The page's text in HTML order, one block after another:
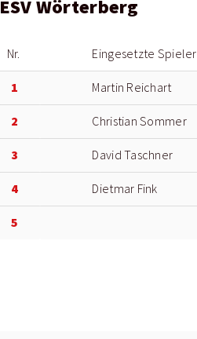
ESV Wörterberg
Nr. Eingesetzte Spieler
1 Martin Reichart
2 Christian Sommer
3 David Taschner
4 Dietmar Fink
5